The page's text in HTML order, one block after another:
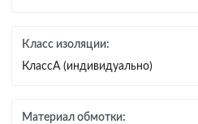
Класс изоляции:
КлассА (индивидуально)
Материал обмотки: